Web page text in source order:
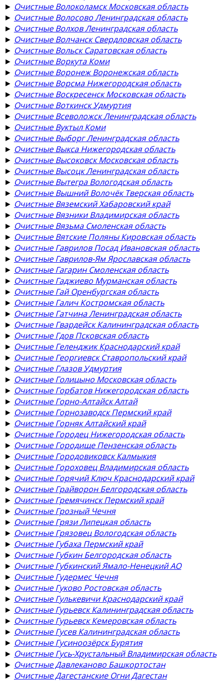
► Очистные Волоколамск Московская область
► Очистные Волосово Ленинградская область
► Очистные Волхов Ленинградская область
► Очистные Волчанск Свердловская область
► Очистные Вольск Саратовская область
► Очистные Воркута Коми
► Очистные Воронеж Воронежская область
► Очистные Ворсма Нижегородская область
► Очистные Воскресенск Московская область
► Очистные Воткинск Удмуртия
► Очистные Всеволожск Ленинградская область
► Очистные Вуктыл Коми
► Очистные Выборг Ленинградская область
► Очистные Выкса Нижегородская область
► Очистные Высоковск Московская область
► Очистные Высоцк Ленинградская область
► Очистные Вытегра Вологодская область
► Очистные Вышний Волочёк Тверская область
► Очистные Вяземский Хабаровский край
► Очистные Вязники Владимирская область
► Очистные Вязьма Смоленская область
► Очистные Вятские Поляны Кировская область
► Очистные Гаврилов Посад Ивановская область
► Очистные Гаврилов-Ям Ярославская область
► Очистные Гагарин Смоленская область
► Очистные Гаджиево Мурманская область
► Очистные Гай Оренбургская область
► Очистные Галич Костромская область
► Очистные Гатчина Ленинградская область
► Очистные Гвардейск Калининградская область
► Очистные Гдов Псковская область
► Очистные Геленджик Краснодарский край
► Очистные Георгиевск Ставропольский край
► Очистные Глазов Удмуртия
► Очистные Голицыно Московская область
► Очистные Горбатов Нижегородская область
► Очистные Горно-Алтайск Алтай
► Очистные Горнозаводск Пермский край
► Очистные Горняк Алтайский край
► Очистные Городец Нижегородская область
► Очистные Городище Пензенская область
► Очистные Городовиковск Калмыкия
► Очистные Гороховец Владимирская область
► Очистные Горячий Ключ Краснодарский край
► Очистные Грайворон Белгородская область
► Очистные Гремячинск Пермский край
► Очистные Грозный Чечня
► Очистные Грязи Липецкая область
► Очистные Грязовец Вологодская область
► Очистные Губаха Пермский край
► Очистные Губкин Белгородская область
► Очистные Губкинский Ямало-Ненецкий АО
► Очистные Гудермес Чечня
► Очистные Гуково Ростовская область
► Очистные Гулькевичи Краснодарский край
► Очистные Гурьевск Калининградская область
► Очистные Гурьевск Кемеровская область
► Очистные Гусев Калининградская область
► Очистные Гусиноозёрск Бурятия
► Очистные Гусь-Хрустальный Владимирская область
► Очистные Давлеканово Башкортостан
► Очистные Дагестанские Огни Дагестан